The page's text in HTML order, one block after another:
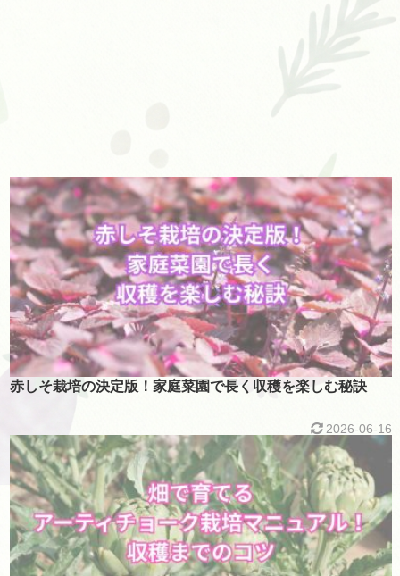
赤しそ栽培の決定版！家庭菜園で長く収穫を楽しむ秘訣
2026-06-16